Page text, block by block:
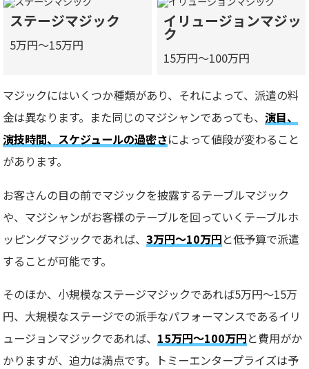
ステージマジック
5万円～15万円
イリュージョンマジッ
ク
15万円～100万円
マジックにはいくつか種類があり、それによって、派遣の料
金は異なります。また同じのマジシャンであっても、演目、
演技時間、スケジュールの過密さによって値段が変わること
があります。
お客さんの目の前でマジックを披露するテーブルマジック
や、マジシャンがお客様のテーブルを回っていくテーブルホ
ッピングマジックであれば、3万円～10万円と低予算で派遣
することが可能です。
そのほか、小規模なステージマジックであれば5万円～15万
円、大規模なステージでの派手なパフォーマンスであるイリ
ュージョンマジックであれば、 15万円～100万円と費用がか
かりますが、迫力は満点です。トミーエンタープライズは予